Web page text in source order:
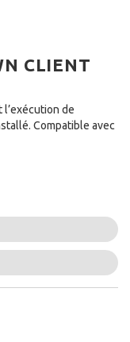
CLIENT
l’exécution de
Compatible avec